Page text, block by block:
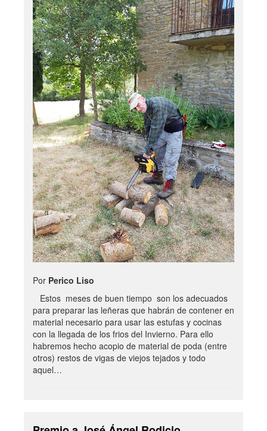
Por Perico Liso
Estos meses de buen tiempo son los adecuados
para preparar las leñeras que habrán de contener en
material necesario para usar las estufas y cocinas
con la llegada de los frios del Invierno. Para ello
habremos hecho acopio de material de poda (entre
otros) restos de vigas de viejos tejados y todo
aquel…